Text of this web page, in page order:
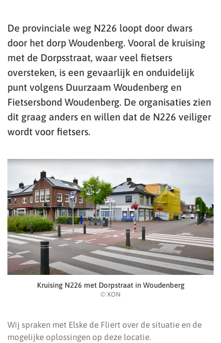
De provinciale weg N226 loopt door dwars
door het dorp Woudenberg. Vooral de kruising
met de Dorpsstraat, waar veel fietsers
oversteken, is een gevaarlijk en onduidelijk
punt volgens Duurzaam Woudenberg en
Fietsersbond Woudenberg. De organisaties zien
dit graag anders en willen dat de N226 veiliger
wordt voor fietsers.
Kruising N226 met Dorpstraat in Woudenberg
© XON
Wij spraken met Elske de Fliert over de situatie en de
mogelijke oplossingen op deze locatie.